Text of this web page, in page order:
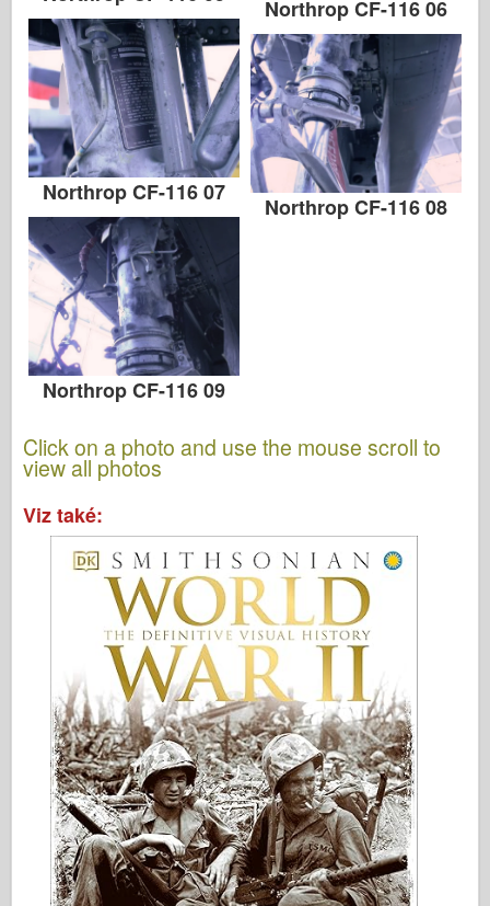
Northrop CF-116 06
Northrop CF-116 07
Northrop CF-116 08
Northrop CF-116 09
Click on a photo and use the mouse scroll to
view all photos
Viz také: